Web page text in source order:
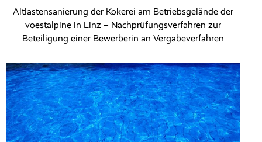
Altlastensanierung der Kokerei am Betriebsgelände der
voestalpine in Linz – Nachprüfungsverfahren zur
Beteiligung einer Bewerberin an Vergabeverfahren